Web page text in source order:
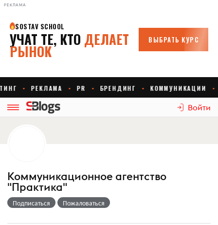
РЕКЛАМА
Войти
Коммуникационное агентство
"Практика"
Подписаться Пожаловаться